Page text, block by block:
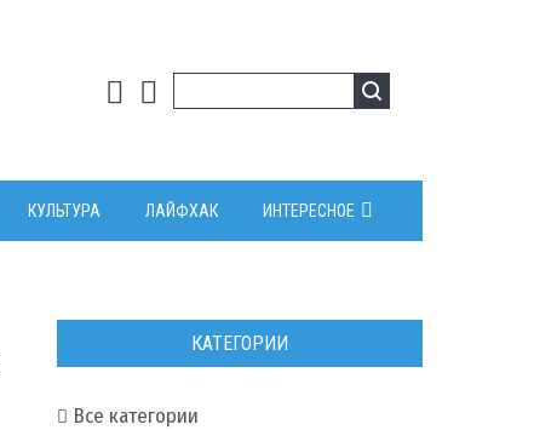
КУЛЬТУРА ЛАЙФХАК ИНТЕРЕСНОЕ
КАТЕГОРИИ
Все категории